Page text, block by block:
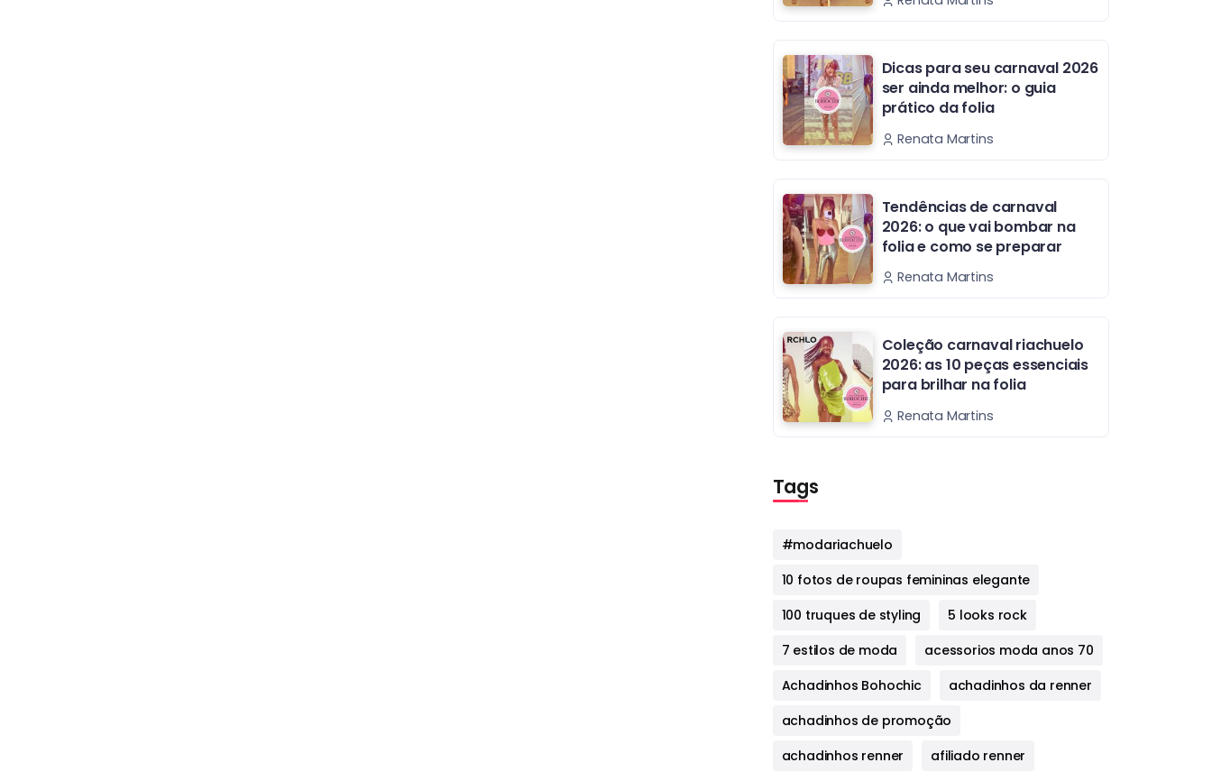
Dicas para seu carnaval 2026
ser ainda melhor: o guia
prático da folia
Renata Martins
Tendências de carnaval
2026: o que vai bombar na
folia e como se preparar
Renata Martins
Coleção carnaval riachuelo
2026: as 10 peças essenciais
para brilhar na folia
Renata Martins
Tags
#modariachuelo
10 fotos de roupas femininas elegante
100 truques de styling
5 looks rock
7 estilos de moda
acessorios moda anos 70
Achadinhos Bohochic
achadinhos da renner
achadinhos de promoção
achadinhos renner
afiliado renner